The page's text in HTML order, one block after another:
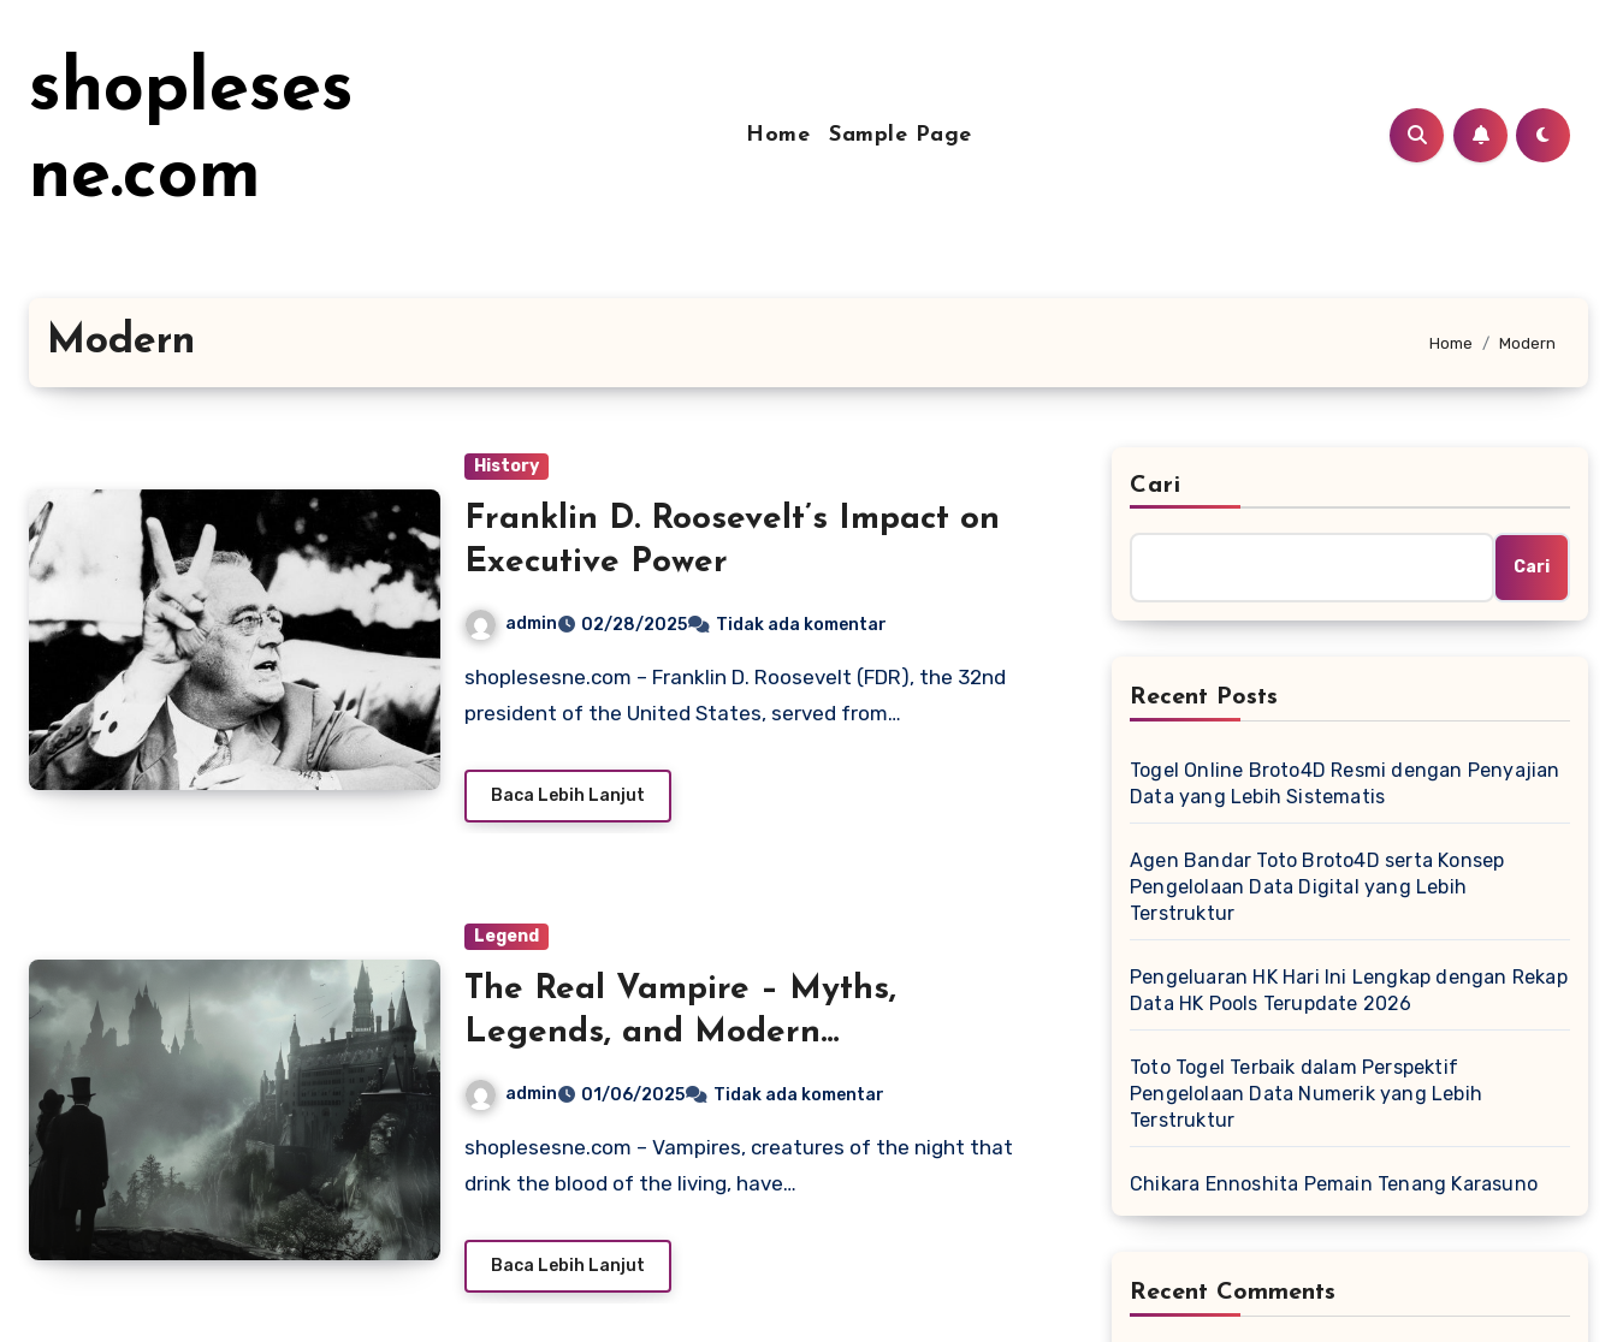
kontenshopleses
ne.com
Home Sample Page
Modern Home Modern
History
Franklin D. Roosevelt’s Impact on
Executive Power
admin 02/28/2025 Tidak ada komentar
shoplesesne.com – Franklin D. Roosevelt (FDR), the 32nd
president of the United States, served from…
Baca Lebih Lanjut
Legend
The Real Vampire – Myths,
Legends, and Modern
Interpretations
admin 01/06/2025 Tidak ada komentar
shoplesesne.com – Vampires, creatures of the night that
drink the blood of the living, have…
Baca Lebih Lanjut
Cari
Cari
Recent Posts
Togel Online Broto4D Resmi dengan Penyajian
Data yang Lebih Sistematis
Agen Bandar Toto Broto4D serta Konsep
Pengelolaan Data Digital yang Lebih
Terstruktur
Pengeluaran HK Hari Ini Lengkap dengan Rekap
Data HK Pools Terupdate 2026
Toto Togel Terbaik dalam Perspektif
Pengelolaan Data Numerik yang Lebih
Terstruktur
Chikara Ennoshita Pemain Tenang Karasuno
Recent Comments